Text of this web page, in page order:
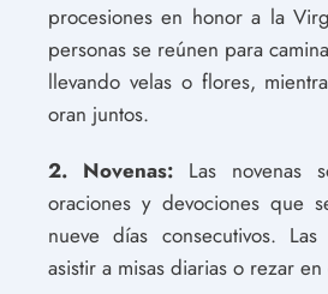
procesiones en honor a la
personas se reúnen para
llevando velas o flores,
oran juntos.
2. Novenas: Las novenas
oraciones y devociones que
nueve días consecutivos.
asistir a misas diarias o rezar en